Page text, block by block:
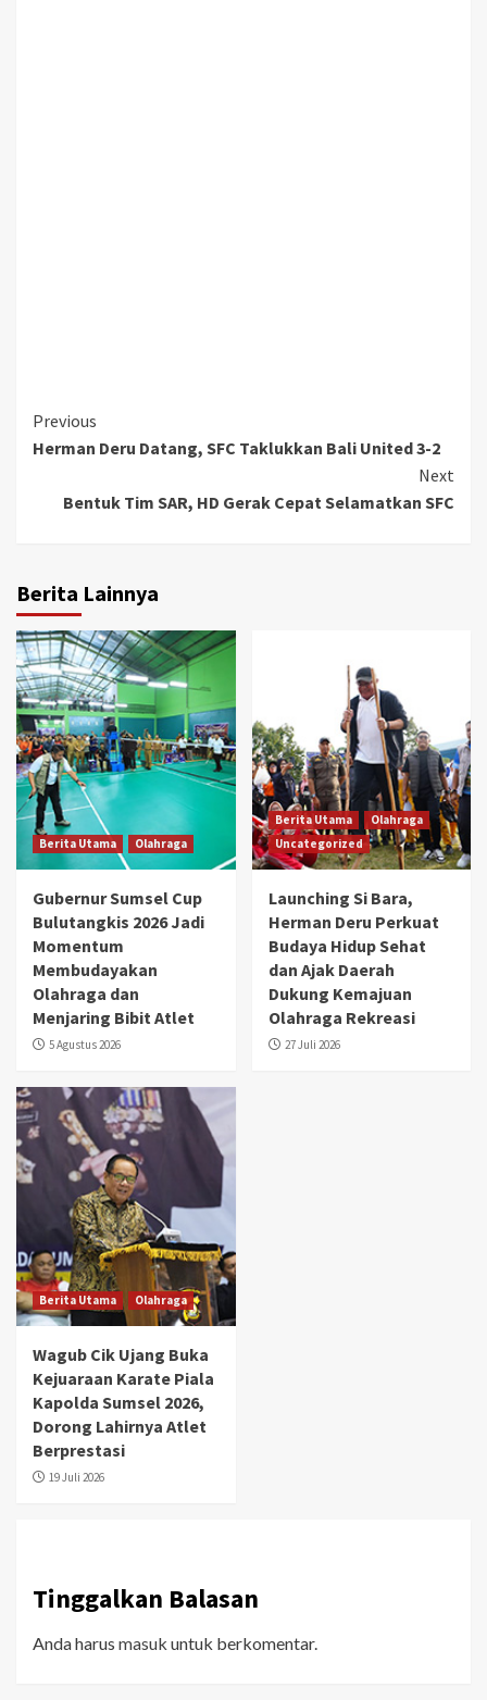
Continue
Reading
Previous
Herman Deru Datang, SFC Taklukkan Bali United 3-2
Next
Bentuk Tim SAR, HD Gerak Cepat Selamatkan SFC
Berita Lainnya
Berita Utama Olahraga
Gubernur Sumsel Cup
Bulutangkis 2026 Jadi
Momentum
Membudayakan
Olahraga dan
Menjaring Bibit Atlet
5 Agustus 2026
Berita Utama
Olahraga
Uncategorized
Launching Si Bara,
Herman Deru Perkuat
Budaya Hidup Sehat
dan Ajak Daerah
Dukung Kemajuan
Olahraga Rekreasi
27 Juli 2026
Berita Utama Olahraga
Wagub Cik Ujang Buka
Kejuaraan Karate Piala
Kapolda Sumsel 2026,
Dorong Lahirnya Atlet
Berprestasi
19 Juli 2026
Tinggalkan Balasan
Anda harus masuk untuk berkomentar.